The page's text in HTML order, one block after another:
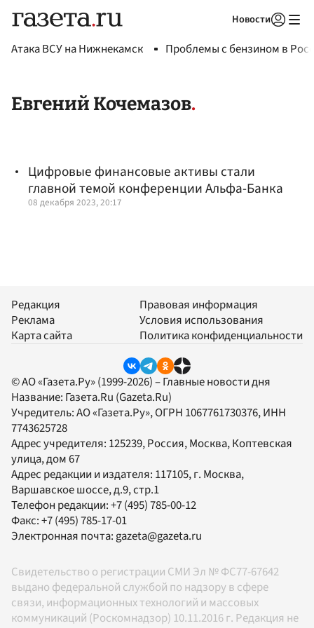
Новости
Атака ВСУ на Нижнекамск Проблемы с бензином в
Евгений Кочемазов
Цифровые финансовые активы стали
главной темой конференции Альфа-Банка
08 декабря 2023, 20:17
Редакция
Реклама
Карта сайта
Правовая информация
Условия использования
Политика конфиденциальности
© АО «Газета.Ру» (1999-2026) – Главные новости дня
Название: Газета.Ru (Gazeta.Ru)
Учредитель:АО «Газета.Ру», ОГРН 1067761730376, ИНН
7743625728
Адрес учредителя: 125239, Россия, Москва, Коптевская
улица, дом 67
Адрес редакции и издателя: 117105, г. Москва,
Варшавское шоссе, д.9, стр.1
Телефон редакции:+7 (495) 785-00-12
Факс:+7 (495) 785-17-01
Электронная почта:gazeta@gazeta.ru
Свидетельство о регистрации СМИ Эл № ФС77-67642
выдано федеральной службой по надзору в сфере
связи, информационных технологий и массовых
коммуникаций (Роскомнадзор) 10.11.2016 г. Редакция не